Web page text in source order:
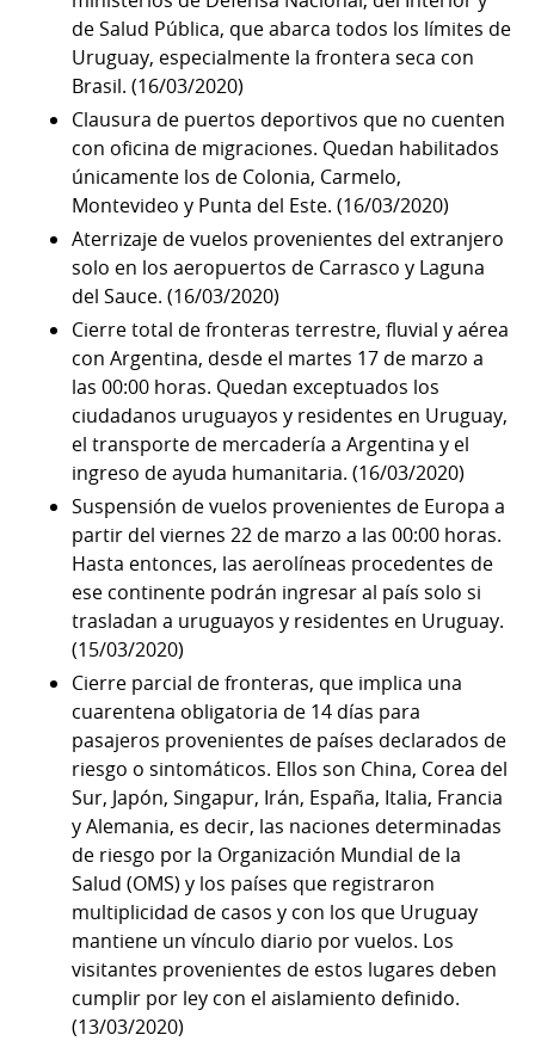
de Salud Pública, que abarca todos los límites de
Uruguay, especialmente la frontera seca con
Brasil. (16/03/2020)
Clausura de puertos deportivos que no cuenten
con oficina de migraciones. Quedan habilitados
únicamente los de Colonia, Carmelo,
Montevideo y Punta del Este. (16/03/2020)
Aterrizaje de vuelos provenientes del extranjero
solo en los aeropuertos de Carrasco y Laguna
del Sauce. (16/03/2020)
Cierre total de fronteras terrestre, fluvial y aérea
con Argentina, desde el martes 17 de marzo a
las 00:00 horas. Quedan exceptuados los
ciudadanos uruguayos y residentes en Uruguay,
el transporte de mercadería a Argentina y el
ingreso de ayuda humanitaria. (16/03/2020)
Suspensión de vuelos provenientes de Europa a
partir del viernes 22 de marzo a las 00:00 horas.
Hasta entonces, las aerolíneas procedentes de
ese continente podrán ingresar al país solo si
trasladan a uruguayos y residentes en Uruguay.
(15/03/2020)
Cierre parcial de fronteras, que implica una
cuarentena obligatoria de 14 días para
pasajeros provenientes de países declarados de
riesgo o sintomáticos. Ellos son China, Corea del
Sur, Japón, Singapur, Irán, España, Italia, Francia
y Alemania, es decir, las naciones determinadas
de riesgo por la Organización Mundial de la
Salud (OMS) y los países que registraron
multiplicidad de casos y con los que Uruguay
mantiene un vínculo diario por vuelos. Los
visitantes provenientes de estos lugares deben
cumplir por ley con el aislamiento definido.
(13/03/2020)